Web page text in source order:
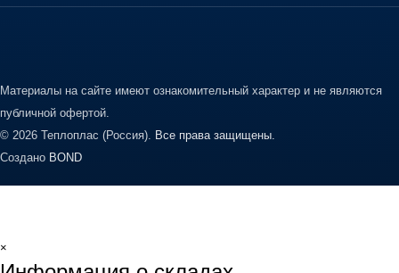
Материалы на сайте имеют ознакомительный характер и не являются
публичной офертой.
© 2026 Теплоплас (Россия). Все права защищены.
Создано BOND
×